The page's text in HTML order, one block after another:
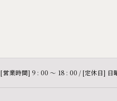
[営業時間] 9 : 00 〜 18 : 00 / [定休日] 日